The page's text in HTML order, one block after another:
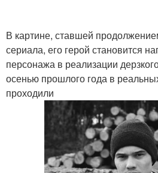
В картине, ставшей
сериала, его герой становится
персонажа в реализации
осенью прошлого года в
проходили